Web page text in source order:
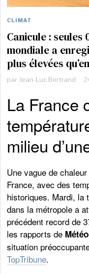
CLIMAT
Canicule :
mondiale a
plus élevées
par Jean-Luc Bertrand
La France
milieu
Une vague de
France, avec des
historiques. Mardi, la
dans la métropole a
précédent record de
les rapports de
situation
TopTribune.